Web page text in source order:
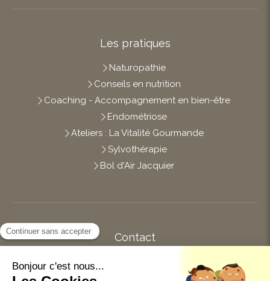
Les pratiques
Naturopathie
Conseils en nutrition
Coaching - Accompagnement en bien-être
Endométriose
Ateliers : La Vitalité Gourmande
Sylvothérapie
Bol d'Air Jacquier
Contact